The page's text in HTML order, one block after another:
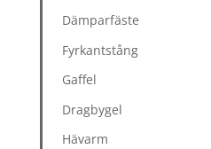
Dämparfäste
Fyrkantstång
Gaffel
Dragbygel
Hävarm